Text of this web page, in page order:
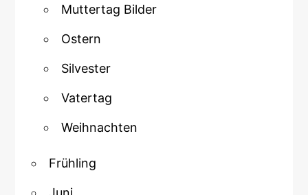
Muttertag Bilder
Ostern
Silvester
Vatertag
Weihnachten
Frühling